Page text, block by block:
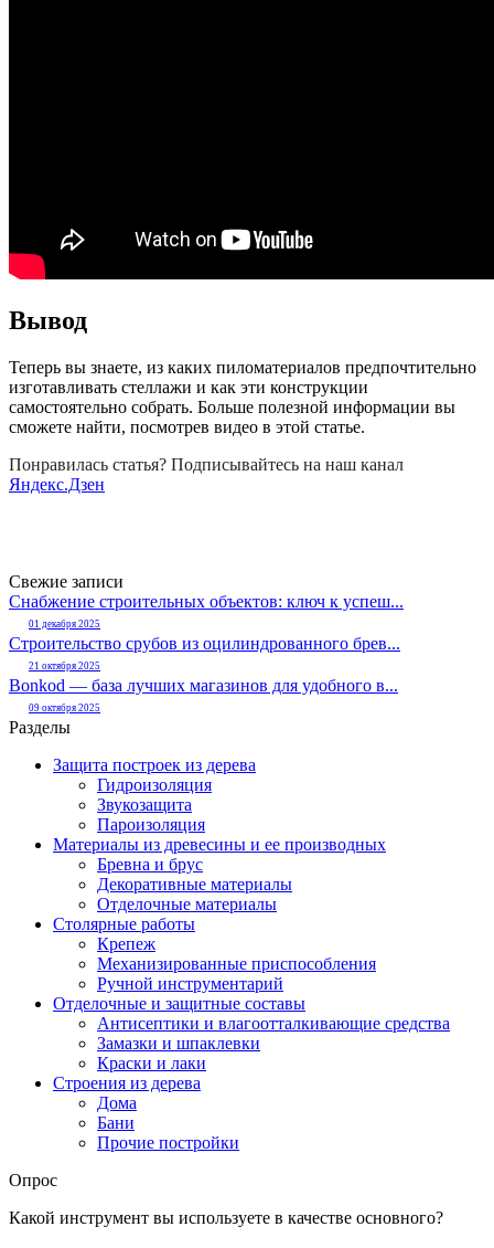
Вывод
Теперь вы знаете, из каких пиломатериалов предпочтительно
изготавливать стеллажи и как эти конструкции
самостоятельно собрать. Больше полезной информации вы
сможете найти, посмотрев видео в этой статье.
Понравилась статья? Подписывайтесь на наш канал
Яндекс.Дзен
Свежие записи
Снабжение строительных объектов: ключ к успеш...
01 декабря 2025
Строительство срубов из оцилиндрованного брев...
21 октября 2025
Bonkod — база лучших магазинов для удобного в...
09 октября 2025
Разделы
Защита построек из дерева
Гидроизоляция
Звукозащита
Пароизоляция
Материалы из древесины и ее производных
Бревна и брус
Декоративные материалы
Отделочные материалы
Столярные работы
Крепеж
Механизированные приспособления
Ручной инструментарий
Отделочные и защитные составы
Антисептики и влагоотталкивающие средства
Замазки и шпаклевки
Краски и лаки
Строения из дерева
Дома
Бани
Прочие постройки
Опрос
Какой инструмент вы используете в качестве основного?